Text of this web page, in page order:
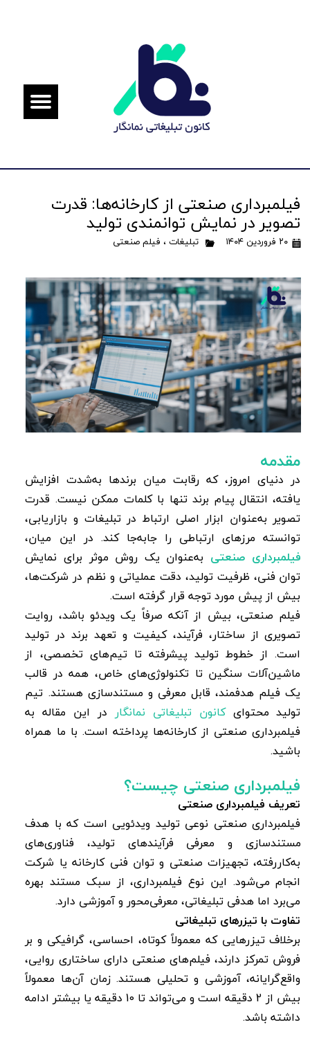
فیلمبرداری صنعتی از کارخانه‌ها: قدرت
تصویر در نمایش توانمندی تولید
۲۰ فروردین ۱۴۰۴ تبلیغات، فیلم صنعتی
مقدمه
در دنیای امروز، که رقابت میان برندها به‌شدت افزایش
یافته، انتقال پیام برند تنها با کلمات ممکن نیست. قدرت
تصویر به‌عنوان ابزار اصلی ارتباط در تبلیغات و بازاریابی،
توانسته مرزهای ارتباطی را جابه‌جا کند. در این میان،
فیلمبرداری صنعتی به‌عنوان یک روش موثر برای نمایش
توان فنی، ظرفیت تولید، دقت عملیاتی و نظم در شرکت‌ها،
بیش از پیش مورد توجه قرار گرفته است.
فیلم صنعتی، بیش از آنکه صرفاً یک ویدئو باشد، روایت
تصویری از ساختار، فرآیند، کیفیت و تعهد برند در تولید
است. از خطوط تولید پیشرفته تا تیم‌های تخصصی، از
ماشین‌آلات سنگین تا تکنولوژی‌های خاص، همه در قالب
یک فیلم هدفمند، قابل معرفی و مستندسازی هستند. تیم
تولید محتوایکانون تبلیغاتی نمانگار در این مقاله به
فیلمبرداری صنعتی از کارخانه‌ها پرداخته است. با ما همراه
باشید.
فیلمبرداری صنعتی چیست؟
تعریف فیلمبرداری صنعتی
فیلمبرداری صنعتی نوعی تولید ویدئویی است که با هدف
مستندسازی و معرفی فرآیندهای تولید، فناوری‌های
به‌کاررفته، تجهیزات صنعتی و توان فنی کارخانه یا شرکت
انجام می‌شود. این نوع فیلمبرداری، از سبک مستند بهره
می‌برد اما هدفی تبلیغاتی، معرفی‌محور و آموزشی دارد.
تفاوت با تیزرهای تبلیغاتی
برخلاف تیزرهایی که معمولاً کوتاه، احساسی، گرافیکی و بر
فروش تمرکز دارند، فیلم‌های صنعتی دارای ساختاری روایی،
واقع‌گرایانه، آموزشی و تحلیلی هستند. زمان آن‌ها معمولاً
بیش از 2 دقیقه است و می‌تواند تا 10 دقیقه یا بیشتر ادامه
داشته باشد.